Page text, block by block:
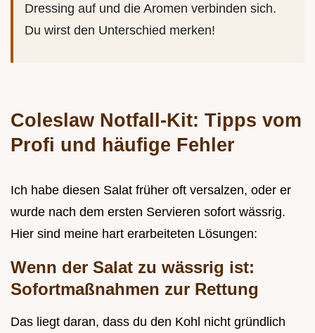
Dressing auf und die Aromen verbinden sich.
Du wirst den Unterschied merken!
Coleslaw Notfall-Kit: Tipps vom
Profi und häufige Fehler
Ich habe diesen Salat früher oft versalzen, oder er
wurde nach dem ersten Servieren sofort wässrig.
Hier sind meine hart erarbeiteten Lösungen:
Wenn der Salat zu wässrig ist:
Sofortmaßnahmen zur Rettung
Das liegt daran, dass du den Kohl nicht gründlich